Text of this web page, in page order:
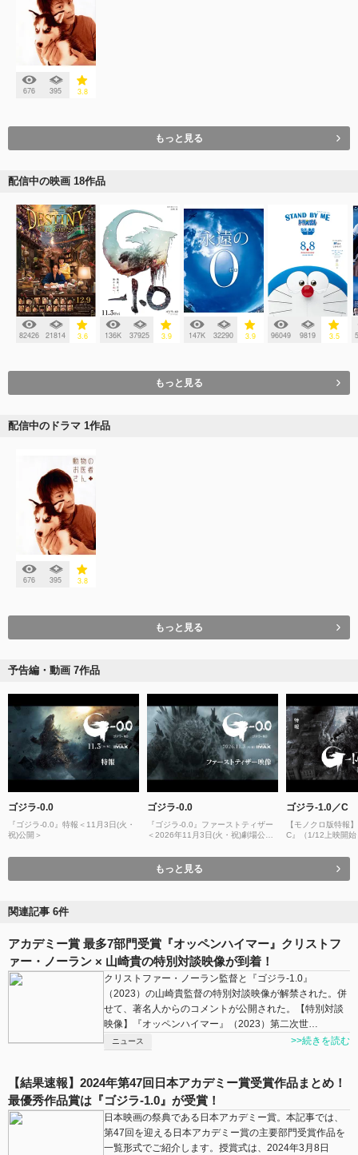
676 395 3.8
もっと見る
配信中の映画 18作品
82426 21814 3.6 136K 37925 3.9 147K 32290 3.9 96049 9819 3.5
もっと見る
配信中のドラマ 1作品
676 395 3.8
もっと見る
予告編・動画 7作品
ゴジラ-0.0
『ゴジラ-0.0』特報＜11月3日(火・
祝)公開＞
ゴジラ-0.0
『ゴジラ-0.0』ファーストティザー
＜2026年11月3日(火・祝)劇場公開
ゴジラ-1.0／C
【モノクロ版特報
C』（1/12上映開始
もっと見る
関連記事 6件
アカデミー賞 最多7部門受賞『オッペンハイマー』クリストフ
ァー・ノーラン × 山崎貴の特別対談映像が到着！
クリストファー・ノーラン監督と『ゴジラ-1.0』
（2023）の山崎貴監督の特別対談映像が解禁された。併
せて、著名人からのコメントが公開された。【特別対談
映像】『オッペンハイマー』（2023）第二次世…
ニュース >>続きを読む
【結果速報】2024年第47回日本アカデミー賞受賞作品まとめ！
最優秀作品賞は『ゴジラ-1.0』が受賞！
日本映画の祭典である日本アカデミー賞。本記事では、
第47回を迎える日本アカデミー賞の主要部門受賞作品を
一覧形式でご紹介します。授賞式は、2024年3月8日